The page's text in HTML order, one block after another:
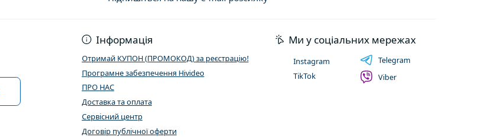
Договір публічної оферти
Інформація
Отримай КУПОН (ПРОМОКОД) за реєстрацію!
Програмне забезпечення Hivideo
ПРО НАС
Доставка та оплата
Сервісний центр
Договір публічної оферти
Ми у соціальних мережах
Instagram
TikTok
Telegram
Viber